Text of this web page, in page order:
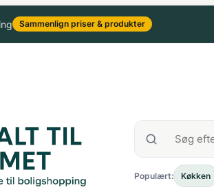
Sammenlign priser & produkter
Populært: Køkken